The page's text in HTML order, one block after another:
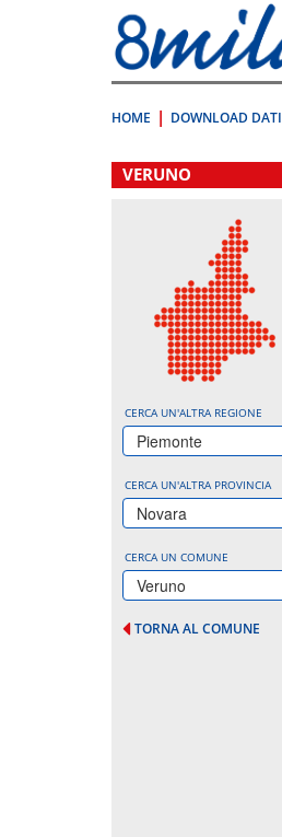
direttamente
a:
Contenuto
HOME DOWNLOAD DATI
.
VERUNO
CERCA UN'ALTRA REGIONE
Piemonte
CERCA UN'ALTRA PROVINCIA
Novara
CERCA UN COMUNE
Veruno
TORNA AL COMUNE